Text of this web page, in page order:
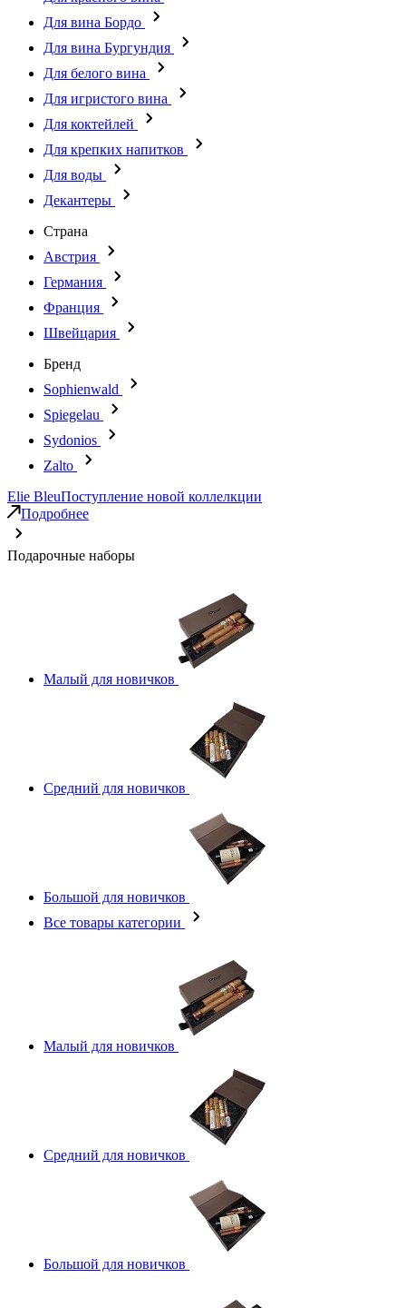
Для вина Бордо
Для вина Бургундия
Для белого вина
Для игристого вина
Для коктейлей
Для крепких напитков
Для воды
Декантеры
Страна
Австрия
Германия
Франция
Швейцария
Бренд
Sophienwald
Spiegelau
Sydonios
Zalto
Elie BleuПоступление новой коллелкции
Подробнее
Подарочные наборы
Малый для новичков
Средний для новичков
Большой для новичков
Все товары категории
Малый для новичков
Средний для новичков
Большой для новичков